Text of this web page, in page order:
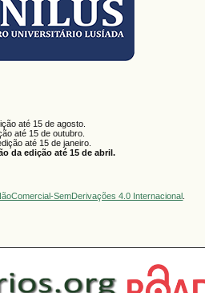
até 15 de agosto.
até 15 de outubro.
até 15 de janeiro.
da edição até 15 de abril.
SemDerivações 4.0 Internacional